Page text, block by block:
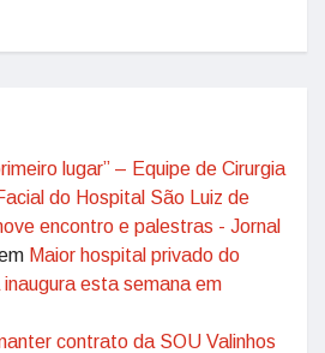
lugar” – Equipe de Cirurgia
do Hospital São Luiz de
encontro e palestras - Jornal
Maior hospital privado do
esta semana em
contrato da SOU Valinhos